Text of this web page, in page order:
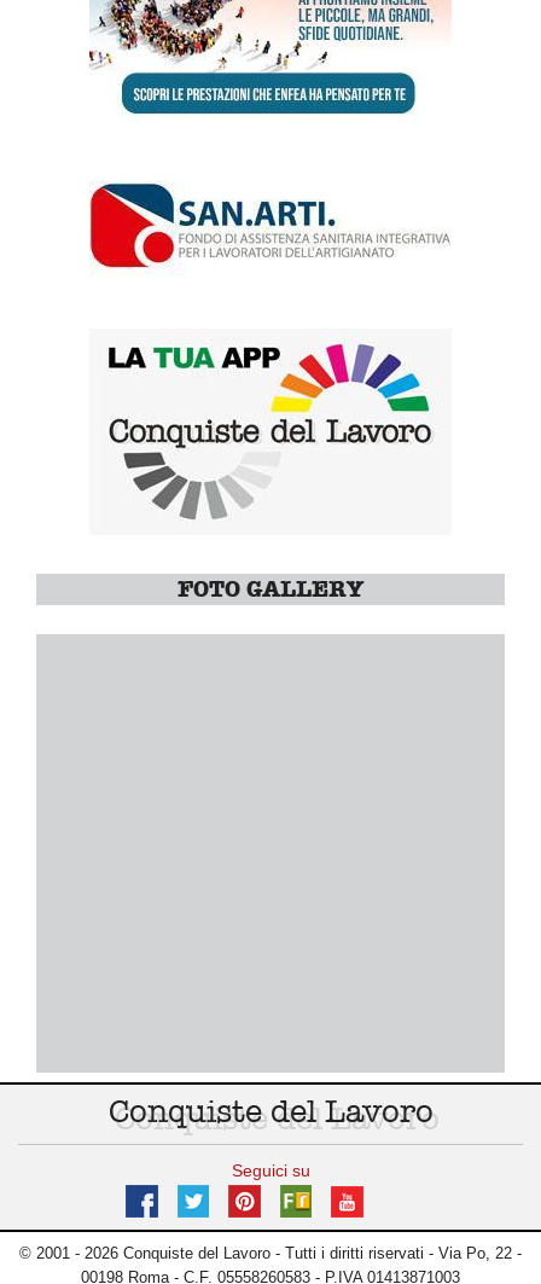
FOTO GALLERY
Conquiste del Lavoro
Seguici su
© 2001 - 2026 Conquiste del Lavoro - Tutti i diritti riservati - Via Po, 22 -
00198 Roma - C.F. 05558260583 - P.IVA 01413871003